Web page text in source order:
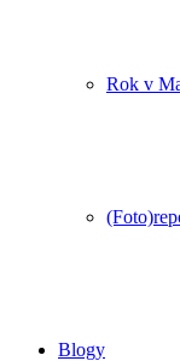
Rok v
Blogy